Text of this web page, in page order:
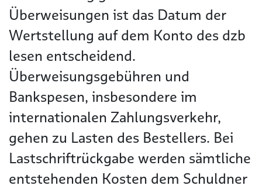
Überweisungen ist das Datum der
Wertstellung auf dem Konto des dzb
lesen entscheidend.
Überweisungsgebühren und
Bankspesen, insbesondere im
internationalen Zahlungsverkehr,
gehen zu Lasten des Bestellers. Bei
Lastschriftrückgabe werden sämtliche
entstehenden Kosten dem Schuldner